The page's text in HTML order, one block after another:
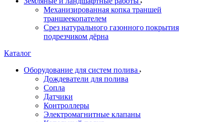
Механизированная копка траншей
траншеекопателем
Срез натурального газонного покрытия
подрезчиком дёрна
Каталог
Оборудование для систем полива
Дождеватели для полива
Сопла
Датчики
Контроллеры
Электромагнитные клапаны